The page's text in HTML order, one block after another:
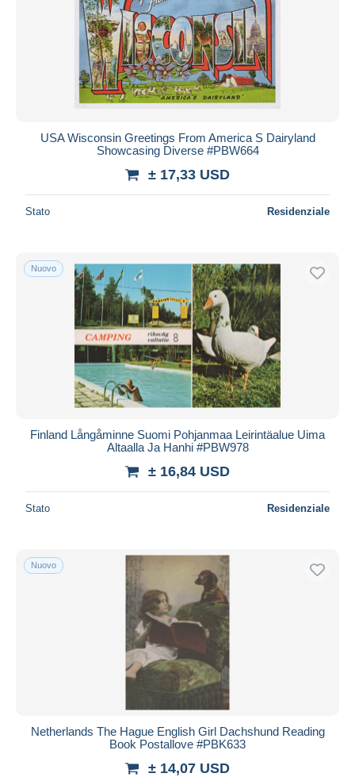
USA Wisconsin Greetings From America S Dairyland
Showcasing Diverse #PBW664
± 17,33 USD
Stato Residenziale
Nuovo
Finland Långåminne Suomi Pohjanmaa Leirintäalue Uima
Altaalla Ja Hanhi #PBW978
± 16,84 USD
Stato Residenziale
Nuovo
Netherlands The Hague English Girl Dachshund Reading
Book Postallove #PBK633
± 14,07 USD